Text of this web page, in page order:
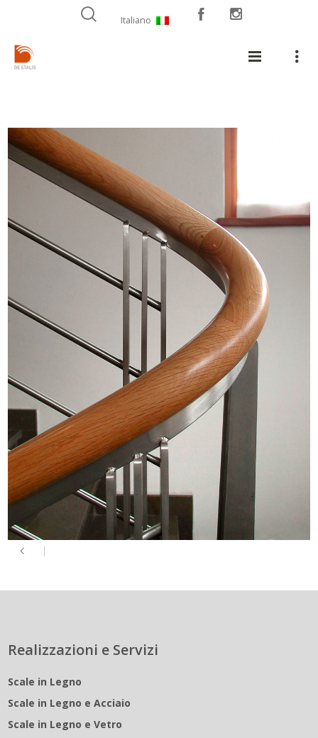
Italiano
Realizzazioni e Servizi
Scale in Legno
Scale in Legno e Acciaio
Scale in Legno e Vetro